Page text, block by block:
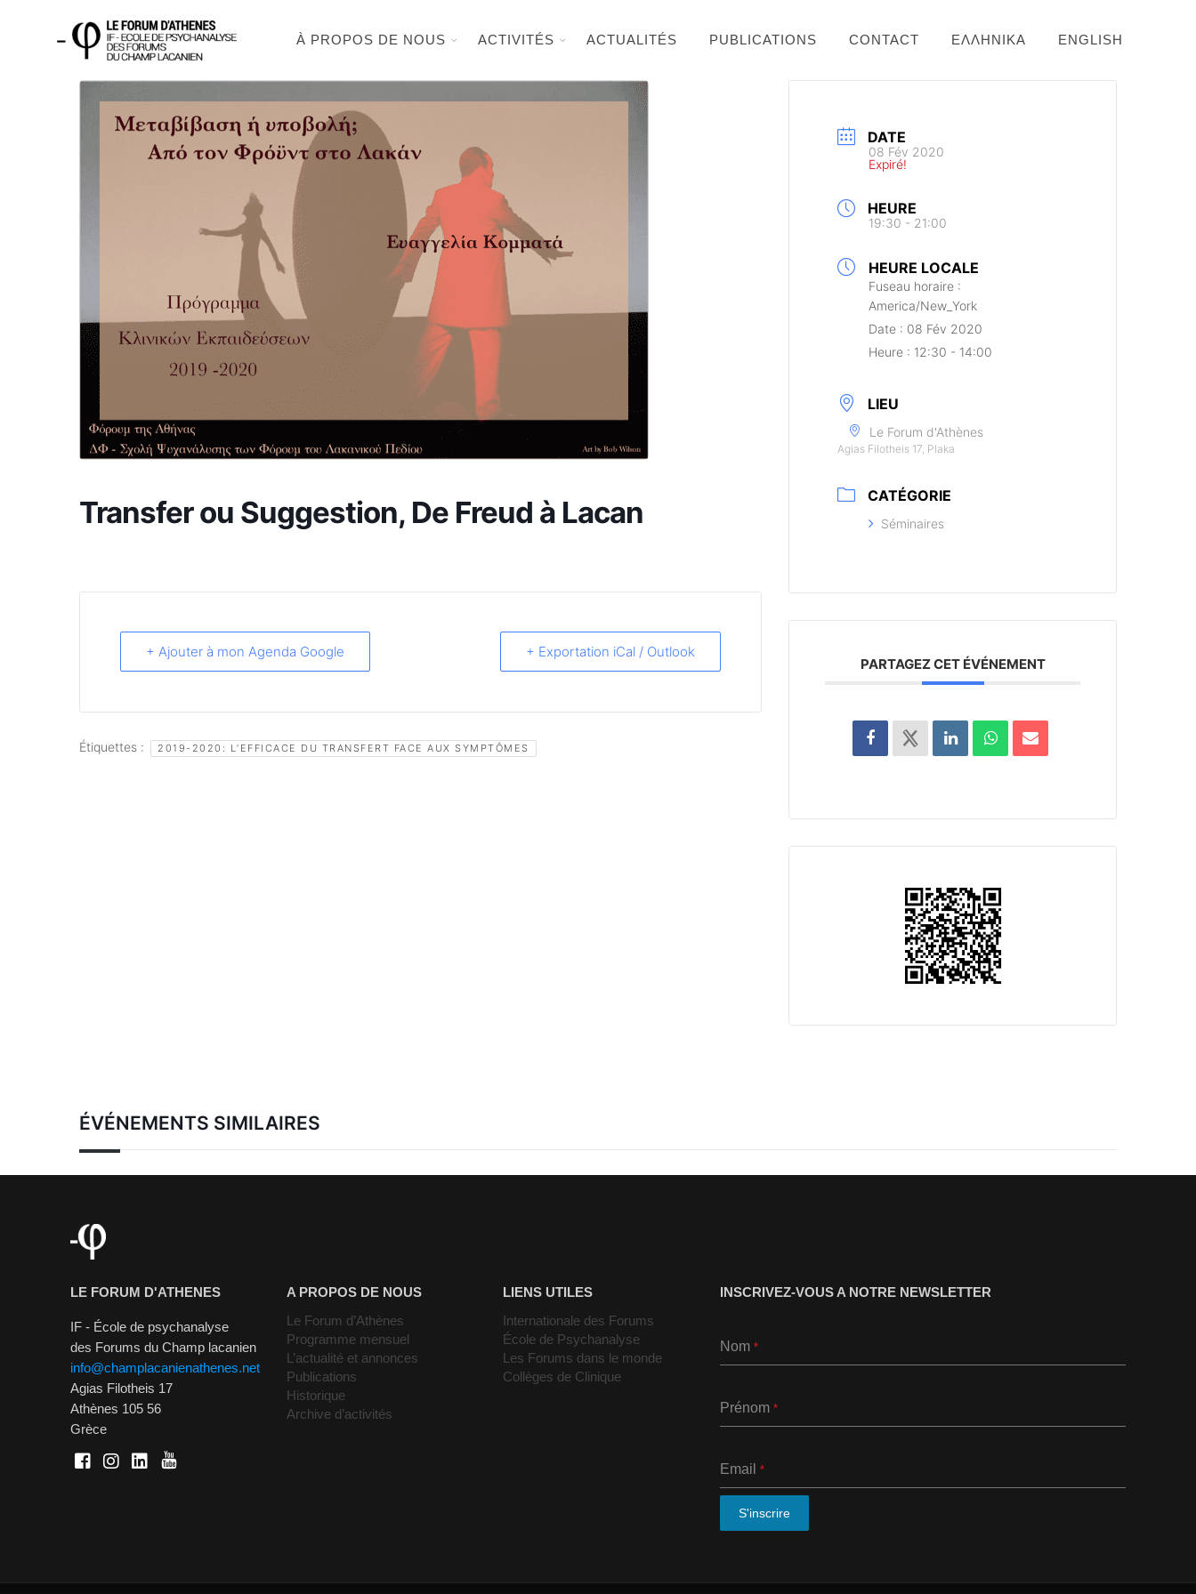
À PROPOS DE NOUS ACTIVITÉS ACTUALITÉS PUBLICATIONS CONTACT ΕΛΛΗΝΙΚΆ ENGLISH
Transfer ou Suggestion, De Freud à Lacan
+ Ajouter à mon Agenda Google + Exportation iCal / Outlook
Étiquettes : 2019-2020: L’EFFICACE DU TRANSFERT FACE AUX SYMPTÔMES
DATE
08 Fév 2020
Expiré!
HEURE
19:30 - 21:00
HEURE LOCALE
Fuseau horaire :
America/New_York
Date : 08 Fév 2020
Heure : 12:30 - 14:00
LIEU
Le Forum d'Athènes
Agias Filotheis 17, Plaka
CATÉGORIE
Séminaires
PARTAGEZ CET ÉVÉNEMENT
ÉVÉNEMENTS SIMILAIRES
LE FORUM D'ATHENES
IF - École de psychanalyse
des Forums du Champ lacanien
info@champlacanienathenes.net
Agias Filotheis 17
Athènes 105 56
Grèce
A PROPOS DE NOUS
Le Forum d’Athènes
Programme mensuel
L’actualité et annonces
Publications
Historique
Archive d’activités
LIENS UTILES
Internationale des Forums
École de Psychanalyse
Les Forums dans le monde
Collèges de Clinique
INSCRIVEZ-VOUS A NOTRE NEWSLETTER
Nom *
Prénom *
Email *
S'inscrire